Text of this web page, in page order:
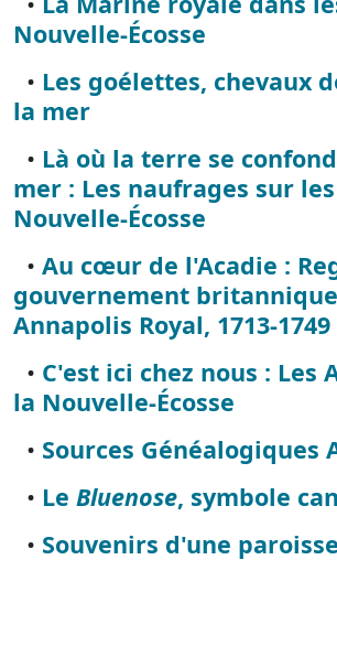
Nouvelle-Écosse
• Les goélettes, chevaux
la mer
• Là où la terre se
mer : Les naufrages sur
Nouvelle-Écosse
• Au cœur de l'Acadie :
gouvernement
Annapolis Royal, 1713-1749
• C'est ici chez nous : Les
la Nouvelle-Écosse
• Sources Généalogiques
• Le Bluenose, symbole
• Souvenirs d'une